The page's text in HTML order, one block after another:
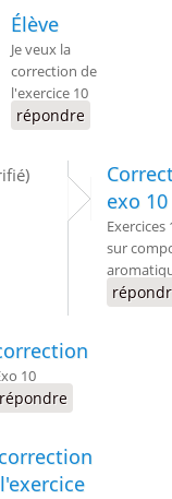
Élève
Je veux la
correction de
l'exercice 10
répondre
exo 10
Exercices
sur
10
répondre